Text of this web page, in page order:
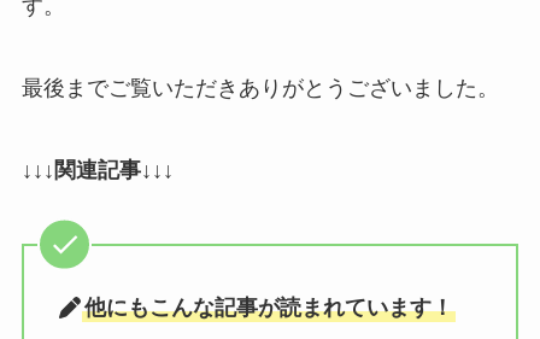
す。
最後までご覧いただきありがとうございました。
↓↓↓関連記事↓↓↓
他にもこんな記事が読まれています！